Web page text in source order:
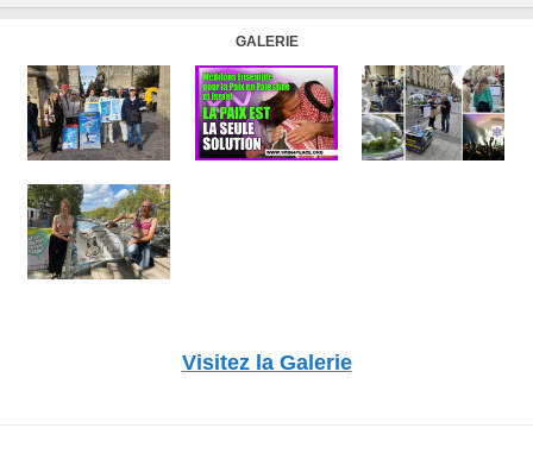
GALERIE
Visitez la Galerie